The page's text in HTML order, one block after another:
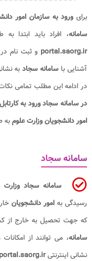
برای ورود به سازمان امور
سامانه، افراد باید ابتدا
portal.saorg.ir و ثبت نام
آشنایی با سامانه سجادبه
در ادامه این مطلب تمامی نکات
در سامانه سجادورود به کارتابل
امور دانشجویان وزارت علومبه
سامانه سجاد
سامانه سجاد وزارت
رسیدگی به امور دانشجویان
که جهت تحصیل به خارج از
سامانه، می توانند از
نشانی اینترنتیportal.saorg.ir